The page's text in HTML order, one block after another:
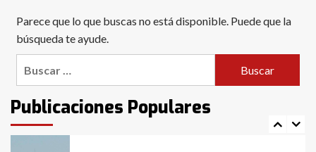
Parece que lo que buscas no está disponible. Puede que la
búsqueda te ayude.
Publicaciones Populares
6
con lluvias y heladas, en gran parte
de la provincia
intentaron evadir a la Policía
fueron detenidos por
comercialización de drogas en la
tarde del sábado